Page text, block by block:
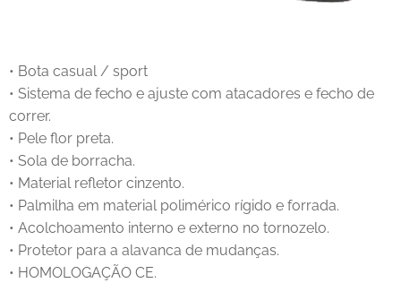
• Bota casual / sport
• Sistema de fecho e ajuste com atacadores e fecho de
correr.
• Pele flor preta.
• Sola de borracha.
• Material refletor cinzento.
• Palmilha em material polimérico rígido e forrada.
• Acolchoamento interno e externo no tornozelo.
• Protetor para a alavanca de mudanças.
• HOMOLOGAÇÃO CE.